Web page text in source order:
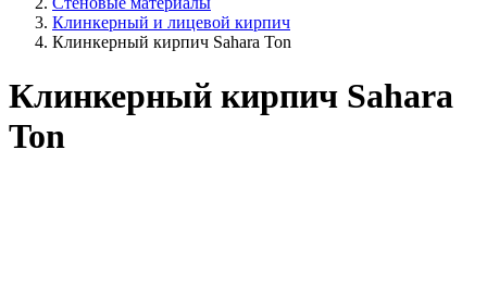
Клинкерный и лицевой кирпич
Клинкерный кирпич Sahara Ton
Клинкерный кирпич Sahara
Ton